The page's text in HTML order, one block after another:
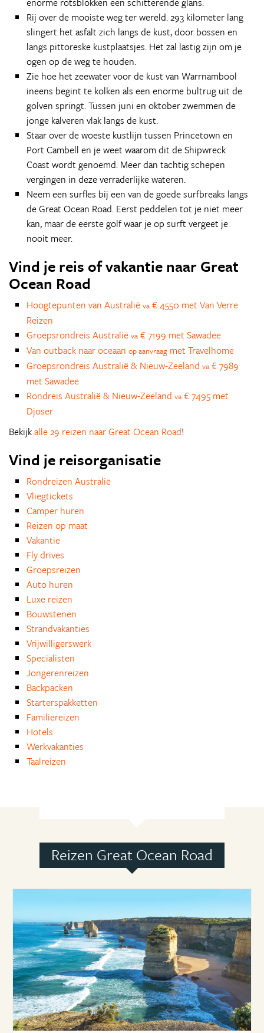
Rij over de mooiste weg ter wereld. 293 kilometer lang
slingert het asfalt zich langs de kust, door bossen en
langs pittoreske kustplaatsjes. Het zal lastig zijn om je
ogen op de weg te houden.
Zie hoe het zeewater voor de kust van Warrnambool
ineens begint te kolken als een enorme bultrug uit de
golven springt. Tussen juni en oktober zwemmen de
jonge kalveren vlak langs de kust.
Staar over de woeste kustlijn tussen Princetown en
Port Cambell en je weet waarom dit de Shipwreck
Coast wordt genoemd. Meer dan tachtig schepen
vergingen in deze verraderlijke wateren.
Neem een surfles bij een van de goede surfbreaks langs
de Great Ocean Road. Eerst peddelen tot je niet meer
kan, maar de eerste golf waar je op surft vergeet je
nooit meer.
Vind je reis of vakantie naar Great
Ocean Road
Hoogtepunten van Australië va € 4550 met Van Verre
Reizen
Groepsrondreis Australië va € 7199 met Sawadee
Van outback naar oceaan op aanvraag met Travelhome
Groepsrondreis Australië & Nieuw-Zeeland va € 7989
met Sawadee
Rondreis Australië & Nieuw-Zeeland va € 7495 met
Djoser
Bekijkalle 29 reizen naar Great Ocean Road!
Vind je reisorganisatie
Rondreizen Australië
Vliegtickets
Camper huren
Reizen op maat
Vakantie
Fly drives
Groepsreizen
Auto huren
Luxe reizen
Bouwstenen
Strandvakanties
Vrijwilligerswerk
Specialisten
Jongerenreizen
Backpacken
Starterspakketten
Familiereizen
Hotels
Werkvakanties
Taalreizen
Reizen Great Ocean Road